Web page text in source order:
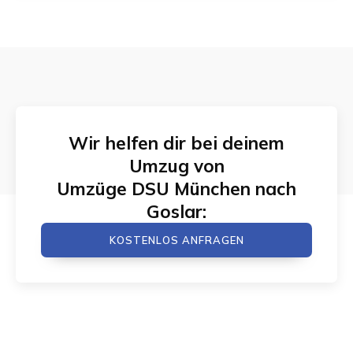
Wir helfen dir bei deinem
Umzug von
Umzüge DSU München nach
Goslar:
KOSTENLOS ANFRAGEN